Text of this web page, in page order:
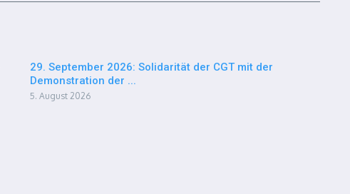
29. September 2026: Solidarität der CGT mit der
Demonstration der ...
5. August 2026